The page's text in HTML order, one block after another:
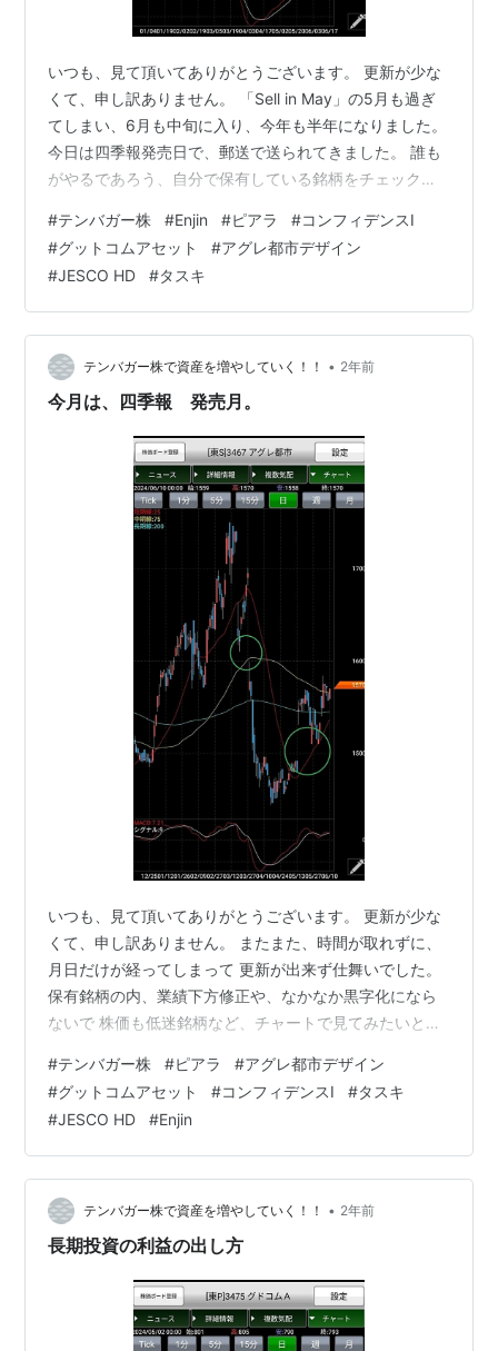
いつも、見て頂いてありがとうございます。 更新が少な
くて、申し訳ありません。 「Sell in May」の5月も過ぎ
てしまい、6月も中旬に入り、今年も半年になりました。
今日は四季報発売日で、郵送で送られてきました。 誰も
がやるであろう、自分で保有している銘柄をチェックし
チェックしました。 その結果、売るか、ホールド維持か
を決定する判断になります。 テクニカルのチャートを見
てみましょう。 まずは、アグレ都市デザインの日足チャ
ートです。 四季報によると、配当利回りが5%と、高配当
銘柄なので 今のところ、下落しにくい感じです。 チャー
トも上がって…
#テンバガー株 #Enjin #ピアラ #コンフィデンスI
#グットコムアセット #アグレ都市デザイン
#JESCO HD #タスキ
テンバガー株で資産を増やしていく！！ • 2年前
今月は、四季報 発売月。
いつも、見て頂いてありがとうございます。 更新が少な
くて、申し訳ありません。 またまた、時間が取れずに、
月日だけが経ってしまって 更新が出来ず仕舞いでした。
保有銘柄の内、業績下方修正や、なかなか黒字化になら
ないで 株価も低迷銘柄など、チャートで見てみたいと思
す。 業績下方修正発表により、窓を開けて株価は下方。
その後 配当金を少し上げるIRが出て、また窓を開けて上
方へ。 一旦、利確してもいいのか、迷うところです。 も
う暫く様子見といった感じです。今月の四季報を見てか
らにします。 続いて、Enjinの日足チャートです。 なかな
か、エンジンがかか…
#テンバガー株 #ピアラ #アグレ都市デザイン
#グットコムアセット #コンフィデンスI #タスキ
#JESCO HD #Enjin
テンバガー株で資産を増やしていく！！ • 2年前
長期投資の利益の出し方